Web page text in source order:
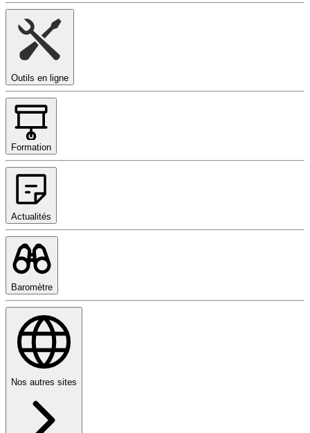
Outils en ligne
Formation
Actualités
Baromètre
Nos autres sites